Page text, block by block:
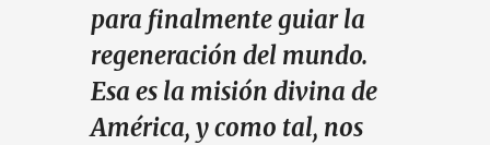
para finalmente guiar la
regeneración del mundo.
Esa es la misión divina de
América, y como tal, nos